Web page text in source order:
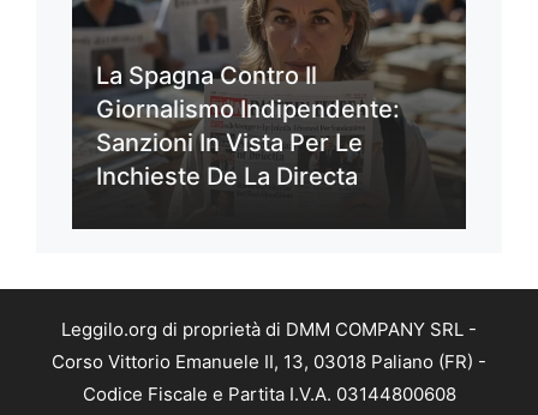
La Spagna Contro Il
Giornalismo Indipendente:
Sanzioni In Vista Per Le
Inchieste De La Directa
Leggilo.org di proprietà di DMM COMPANY SRL -
Corso Vittorio Emanuele II, 13, 03018 Paliano (FR) -
Codice Fiscale e Partita I.V.A. 03144800608